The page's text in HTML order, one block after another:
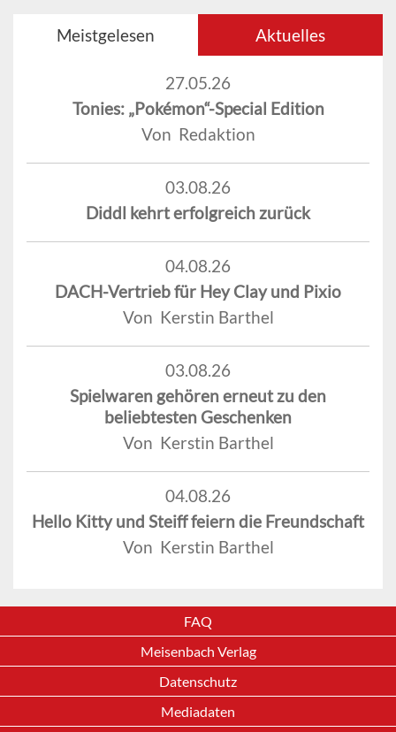
Meistgelesen Aktuelles
27.05.26
Tonies: „Pokémon“-Special Edition
Von Redaktion
03.08.26
Diddl kehrt erfolgreich zurück
04.08.26
DACH-Vertrieb für Hey Clay und Pixio
Von Kerstin Barthel
03.08.26
Spielwaren gehören erneut zu den
beliebtesten Geschenken
Von Kerstin Barthel
04.08.26
Hello Kitty und Steiff feiern die Freundschaft
Von Kerstin Barthel
FAQ
Meisenbach Verlag
Datenschutz
Mediadaten